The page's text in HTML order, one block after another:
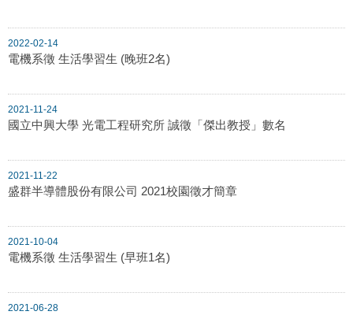
2022-02-14
電機系徵 生活學習生 (晚班2名)
2021-11-24
國立中興大學 光電工程研究所 誠徵「傑出教授」數名
2021-11-22
盛群半導體股份有限公司 2021校園徵才簡章
2021-10-04
電機系徵 生活學習生 (早班1名)
2021-06-28